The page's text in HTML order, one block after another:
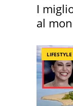
I
al
LIFESTYLE